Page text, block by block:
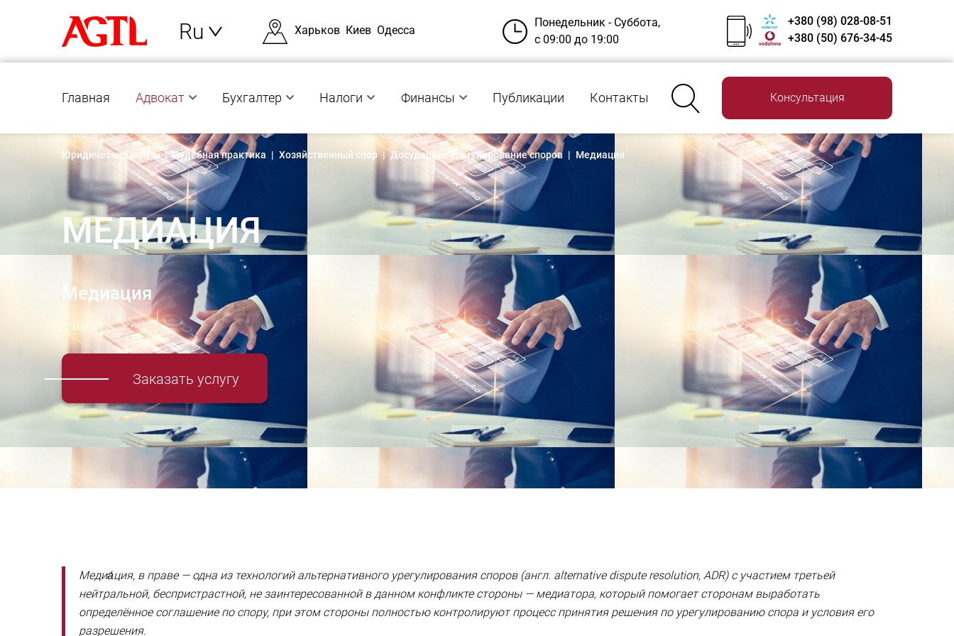
Ru Харьков Киев Одесса
Понедельник - Суббота,
с 09:00 до 19:00
+380 (98) 028-08-51
+380 (50) 676-34-45
Главная Адвокат Бухгалтер Налоги Финансы Публикации Контакты Консультация
Юридические услуги | Судебная практика | Хозяйственный спор | Досудебное урегулирование споров | Медиация
МЕДИАЦИЯ
Медиация
Заказать услугу
Медиа́ция, в праве — одна из технологий альтернативного урегулирования споров (англ. alternative dispute resolution, ADR) с участием третьей
нейтральной, беспристрастной, не заинтересованной в данном конфликте стороны — медиатора, который помогает сторонам выработать
определённое соглашение по спору, при этом стороны полностью контролируют процесс принятия решения по урегулированию спора и условия его
разрешения.